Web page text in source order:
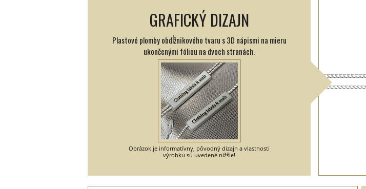
GRAFICKÝ DIZAJN
Plastové plomby obdĺžnikového tvaru s 3D nápismi na mieru
ukončenými fóliou na dvoch stranách.
Obrázok je informatívny, pôvodný dizajn a vlastnosti
výrobku sú uvedené nižšie!